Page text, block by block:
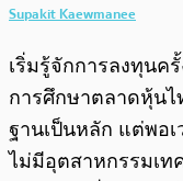
Supakit Kaewmanee
เริ่มรู้จักการลงทุนค
การศึกษาตลาดหุ้น
ฐานเป็นหลัก แต่พอ
ไม่มีอุตสาหกรรมเท